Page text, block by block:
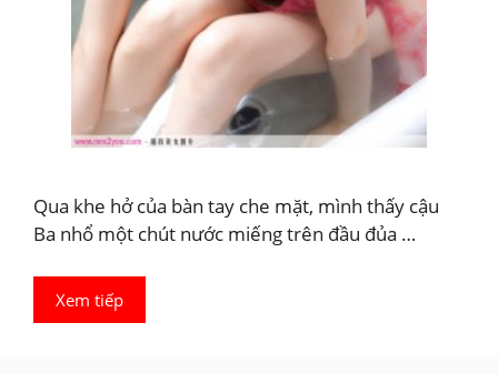
Qua khe hở của bàn tay che mặt, mình thấy cậu
Ba nhổ một chút nước miếng trên đầu đủa …
Xem tiếp